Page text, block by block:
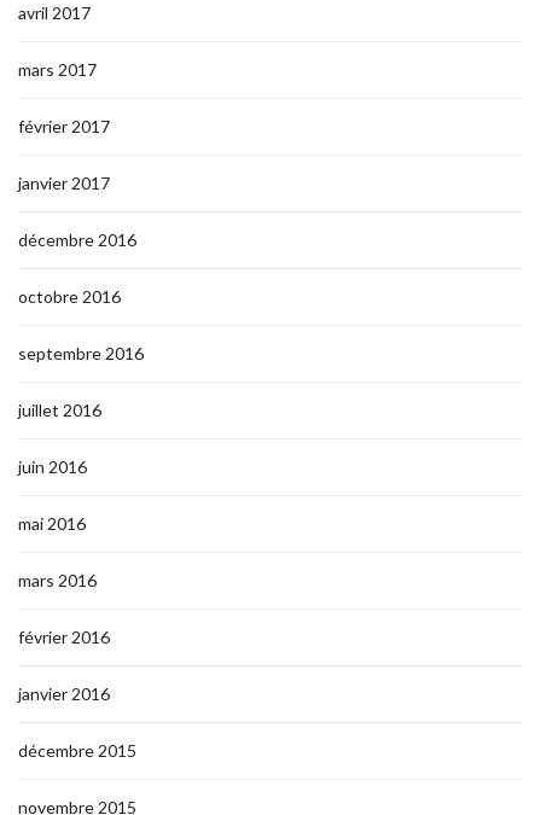
avril 2017
mars 2017
février 2017
janvier 2017
décembre 2016
octobre 2016
septembre 2016
juillet 2016
juin 2016
mai 2016
mars 2016
février 2016
janvier 2016
décembre 2015
novembre 2015